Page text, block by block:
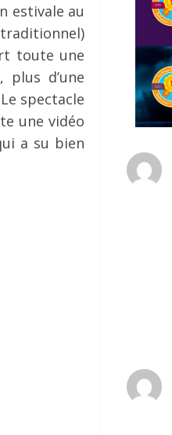
estivale au
traditionnel)
toute une
d’une
spectacle
une vidéo
a su bien